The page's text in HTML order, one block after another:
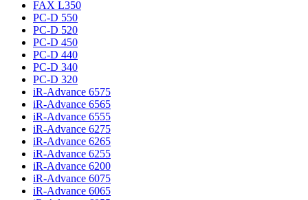
FAX L350
PC-D 550
PC-D 520
PC-D 450
PC-D 440
PC-D 340
PC-D 320
iR-Advance 6575
iR-Advance 6565
iR-Advance 6555
iR-Advance 6275
iR-Advance 6265
iR-Advance 6255
iR-Advance 6200
iR-Advance 6075
iR-Advance 6065